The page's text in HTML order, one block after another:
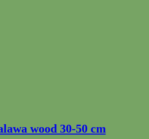
wood 30-50 cm